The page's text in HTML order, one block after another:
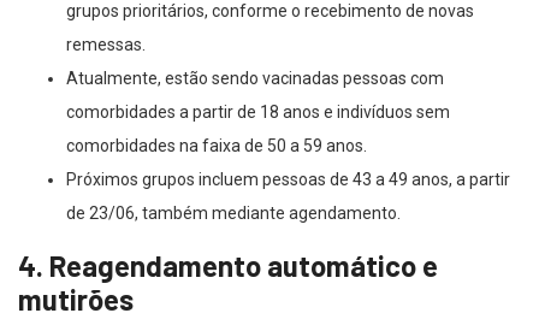
grupos prioritários, conforme o recebimento de novas
remessas.
Atualmente, estão sendo vacinadas pessoas com
comorbidades a partir de 18 anos e indivíduos sem
comorbidades na faixa de 50 a 59 anos.
Próximos grupos incluem pessoas de 43 a 49 anos, a partir
de 23/06, também mediante agendamento.
4. Reagendamento automático e
mutirões